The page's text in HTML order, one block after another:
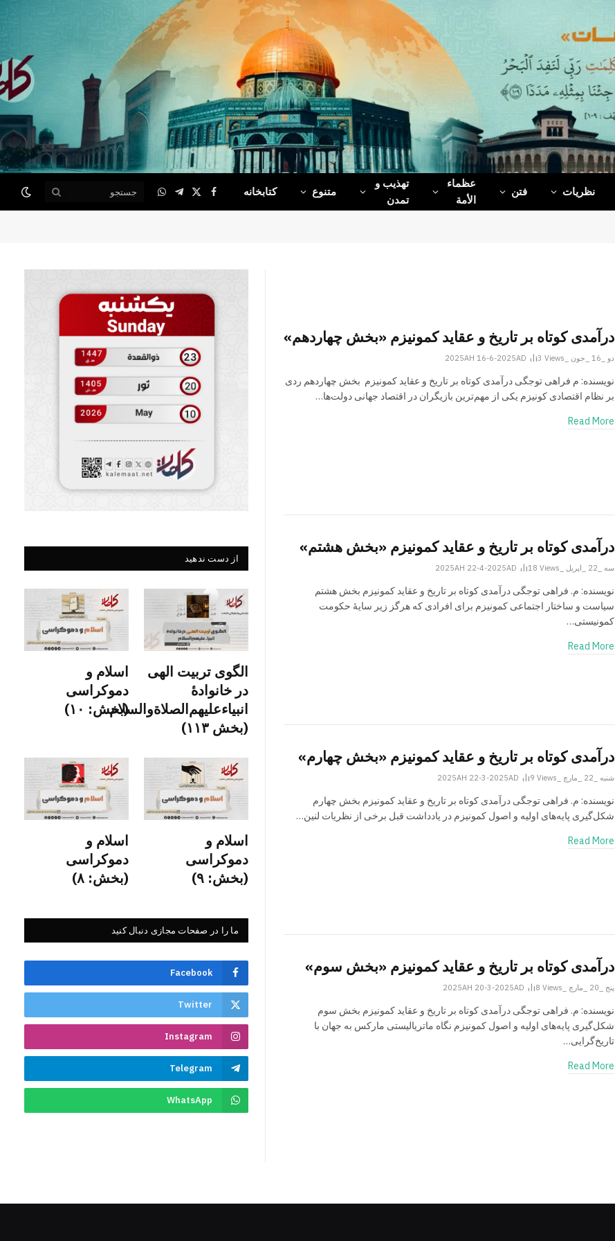
نظریات فتن
عظماء‌
الأمة
تهذیب و
تمدن
متنوع کتابخانه Facebook
X
(Twitter)
Telegram
WhatsApp
درآمدی کوتاه بر تاریخ و عقاید کمونیزم «بخش چهاردهم»
دو _16 _جون _2025AH 16-6-2025AD 3Views
نویسنده: م فراهی توجگی درآمدی کوتاه بر تاریخ و عقاید کمونیزم بخش چهاردهم ردی
بر نظام اقتصادی کونیزم یکی از مهم‌ترین بازیگران در اقتصاد جهانی دولت‌ها…
Read More
درآمدی کوتاه بر تاریخ و عقاید کمونیزم «بخش هشتم»
سه _22 _اپریل _2025AH 22-4-2025AD 18Views
نویسنده: م. فراهی توجگی درآمدی کوتاه بر تاریخ و عقاید کمونیزم بخش هشتم
سیاست و ساختار اجتماعی کمونیزم برای افرادی که هرگز زیر سایۀ حکومت
کمونیستی…
Read More
درآمدی کوتاه بر تاریخ و عقاید کمونیزم «بخش چهارم»
شنبه _22 _مارچ _2025AH 22-3-2025AD 9Views
نویسنده: م. فراهی توجگی درآمدی کوتاه بر تاریخ و عقاید کمونیزم بخش چهارم
شکل‌گیری پایه‌های اولیه‌ و اصول کمونیزم در یادداشت قبل برخی از نظریات لنین…
Read More
درآمدی کوتاه بر تاریخ و عقاید کمونیزم «بخش سوم»
پنج _20 _مارچ _2025AH 20-3-2025AD 8Views
نویسنده: م. فراهی توجگی درآمدی کوتاه بر تاریخ و عقاید کمونیزم بخش سوم
شکل‌گیری پایه‌های اولیه‌ و اصول کمونیزم نگاه ماتریالیستی مارکس به جهان با
تاریخ‌گرایی…
Read More
از دست ندهید
الگوی تربیت الهی
در خانوادۀ
انبیاءعلیهم‌الصلاةو‌السلام
(بخش ۱۱۳)
اسلام و
دموکراسی
(بخش: ۱۰)
اسلام و
دموکراسی
(بخش: ۹)
اسلام و
دموکراسی
(بخش: ۸)
ما را در صفحات مجازی دنبال کنید
Facebook
Twitter
Instagram
Telegram
WhatsApp